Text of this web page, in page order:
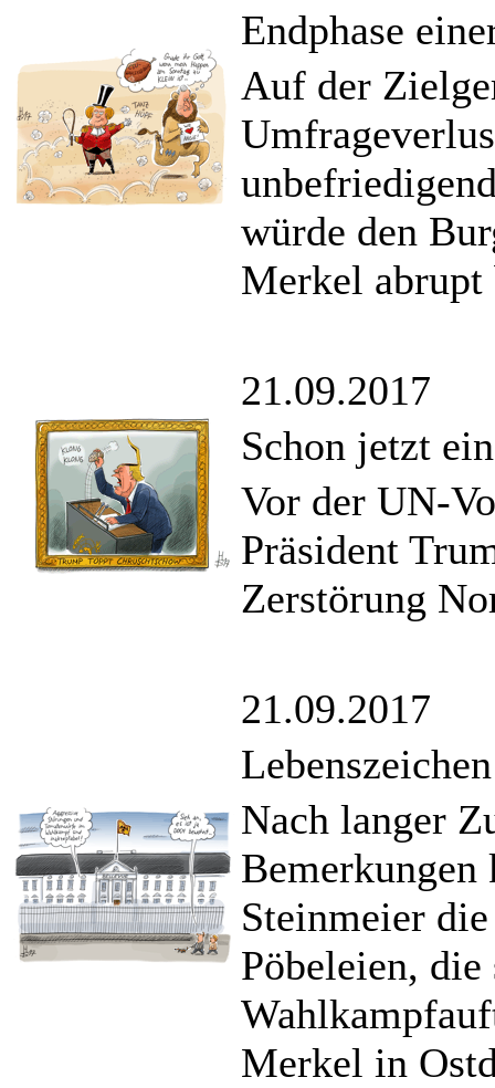
Endphase
Auf der
würde den
Merkel abrupt
21.09.2017
Schon jetzt
Vor der UN-
Präsident
Zerstörung
21.09.2017
Lebenszeichen
Nach langer
Steinmeier
Pöbeleien,
Merkel in